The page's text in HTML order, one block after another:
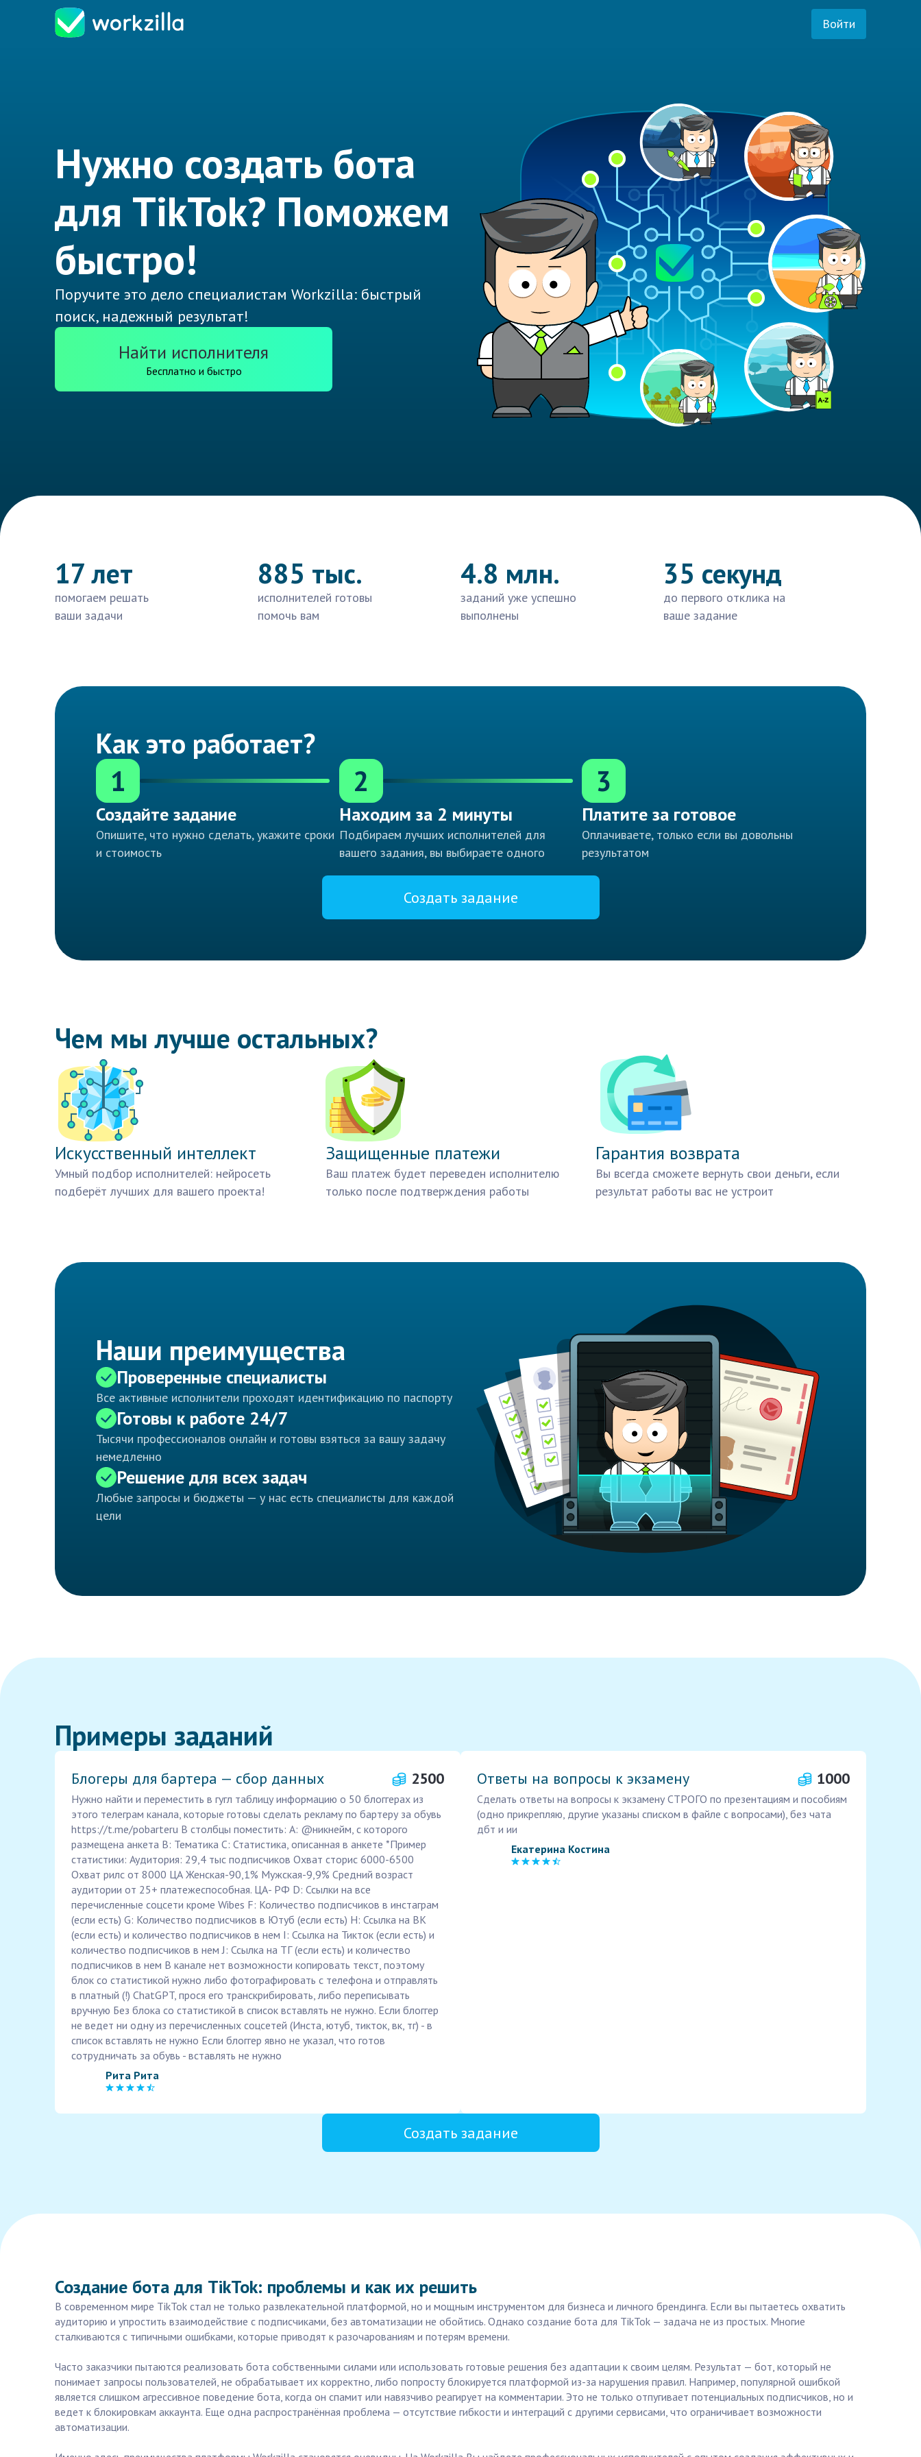
Войти
Нужно создать бота
для TikTok? Поможем
быстро!
Поручите это дело специалистам Workzilla: быстрый
поиск, надежный результат!
Найти исполнителя
Бесплатно и быстро
17 лет
помогаем решать
ваши задачи
885 тыс.
исполнителей готовы
помочь вам
4.8 млн.
заданий уже успешно
выполнены
35 секунд
до первого отклика на
ваше задание
Как это работает?
1
Создайте задание
Опишите, что нужно сделать, укажите сроки
и стоимость
2
Находим за 2 минуты
Подбираем лучших исполнителей для
вашего задания, вы выбираете одного
3
Платите за готовое
Оплачиваете, только если вы довольны
результатом
Создать задание
Чем мы лучше остальных?
Искусственный интеллект
Умный подбор исполнителей: нейросеть
подберёт лучших для вашего проекта!
Защищенные платежи
Ваш платеж будет переведен исполнителю
только после подтверждения работы
Гарантия возврата
Вы всегда сможете вернуть свои деньги, если
результат работы вас не устроит
Наши преимущества
Проверенные специалисты
Все активные исполнители проходят идентификацию по паспорту
Готовы к работе 24/7
Тысячи профессионалов онлайн и готовы взяться за вашу задачу
немедленно
Решение для всех задач
Любые запросы и бюджеты — у нас есть специалисты для каждой
цели
Примеры заданий
Блогеры для бартера — сбор данных 2500
Нужно найти и переместить в гугл таблицу информацию о 50 блоггерах из
этого телеграм канала, которые готовы сделать рекламу по бартеру за обувь
https://t.me/pobarteru В столбцы поместить: A: @никнейм, с которого
размещена анкета B: Тематика С: Статистика, описанная в анкете *Пример
статистики: Аудитория: 29,4 тыс подписчиков Охват сторис 6000-6500
Охват рилс от 8000 ЦА Женская-90,1% Мужская-9,9% Средний возраст
аудитории от 25+ платежеспособная. ЦА- РФ D: Ссылки на все
перечисленные соцсети кроме Wibes F: Количество подписчиков в инстаграм
(если есть) G: Количество подписчиков в Ютуб (если есть) H: Ссылка на ВК
(если есть) и количество подписчиков в нем I: Ссылка на Тикток (если есть) и
количество подписчиков в нем J: Ссылка на ТГ (если есть) и количество
подписчиков в нем В канале нет возможности копировать текст, поэтому
блок со статистикой нужно либо фотографировать с телефона и отправлять
в платный (!) ChatGPT, прося его транскрибировать, либо переписывать
вручную Без блока со статистикой в список вставлять не нужно. Если блоггер
не ведет ни одну из перечисленных соцсетей (Инста, ютуб, тикток, вк, тг) - в
список вставлять не нужно Если блоггер явно не указал, что готов
сотрудничать за обувь - вставлять не нужно
Рита Рита
Ответы на вопросы к экзамену 1000
Сделать ответы на вопросы к экзамену СТРОГО по презентациям и пособиям
(одно прикрепляю, другие указаны списком в файле с вопросами), без чата
дбт и ии
Екатерина Костина
Создать задание
Создание бота для TikTok: проблемы и как их решить
В современном мире TikTok стал не только развлекательной платформой, но и мощным инструментом для бизнеса и личного брендинга. Если вы пытаетесь охватить
аудиторию и упростить взаимодействие с подписчиками, без автоматизации не обойтись. Однако создание бота для TikTok — задача не из простых. Многие
сталкиваются с типичными ошибками, которые приводят к разочарованиям и потерям времени.
Часто заказчики пытаются реализовать бота собственными силами или использовать готовые решения без адаптации к своим целям. Результат — бот, который не
понимает запросы пользователей, не обрабатывает их корректно, либо попросту блокируется платформой из-за нарушения правил. Например, популярной ошибкой
является слишком агрессивное поведение бота, когда он спамит или навязчиво реагирует на комментарии. Это не только отпугивает потенциальных подписчиков, но и
ведет к блокировкам аккаунта. Еще одна распространённая проблема — отсутствие гибкости и интеграций с другими сервисами, что ограничивает возможности
автоматизации.